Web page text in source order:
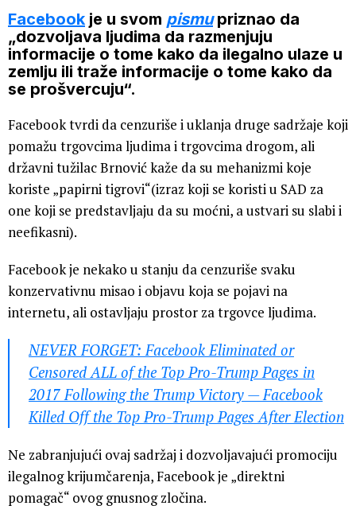
Facebook je u svom pismupriznao da
„dozvoljava ljudima da razmenjuju
informacije o tome kako da ilegalno ulaze u
zemlju ili traže informacije o tome kako da
se prošvercuju“.
Facebook tvrdi da cenzuriše i uklanja druge sadržaje koji
pomažu trgovcima ljudima i trgovcima drogom, ali
državni tužilac Brnović kaže da su mehanizmi koje
koriste „papirni tigrovi“(izraz koji se koristi u SAD za
one koji se predstavljaju da su moćni, a ustvari su slabi i
neefikasni).
Facebook je nekako u stanju da cenzuriše svaku
konzervativnu misao i objavu koja se pojavi na
internetu, ali ostavljaju prostor za trgovce ljudima.
NEVER FORGET: Facebook Eliminated or
Censored ALL of the Top Pro-Trump Pages in
2017 Following the Trump Victory — Facebook
Killed Off the Top Pro-Trump Pages After Election
Ne zabranjujući ovaj sadržaj i dozvoljavajući promociju
ilegalnog krijumčarenja, Facebook je „direktni
pomagač“ ovog gnusnog zločina.